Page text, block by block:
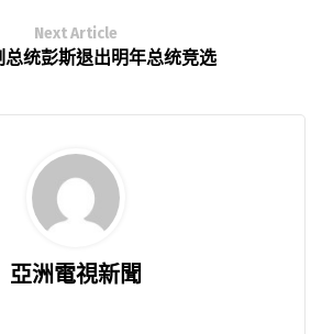
Next Article
总统彭斯退出明年总统竞选
亞洲電視新聞